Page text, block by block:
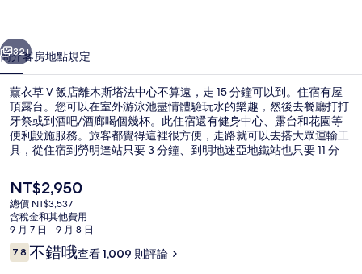
相
片
集
個 下一個
32+
簡介客房地點規定
薰衣草 V 飯店離木斯塔法中心不算遠，走 15 分鐘可以到。住宿有屋
頂露台。您可以在室外游泳池盡情體驗玩水的樂趣，然後去餐廳打打
牙祭或到酒吧/酒廊喝個幾杯。此住宿還有健身中心、露台和花園等
便利設施服務。旅客都覺得這裡很方便，走路就可以去搭大眾運輸工
具，從住宿到勞明達站只要 3 分鐘、到明地迷亞地鐵站也只要 11 分
目
前
的
價
格
是
NT$2,950
總價 NT$3,537
含稅金和其他費用
9 月 7 日 - 9 月 8 日
評
論
7.87.8 分，滿分 10 分，
不錯哦查看 1,009 則評論